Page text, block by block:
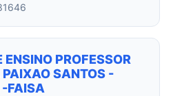
ENSINO PROFESSOR
SANTOS -
FAISA